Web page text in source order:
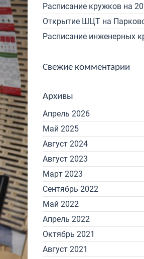
Расписание кружков на
Открытие ШЦТ на
Расписание инженерных
Свежие комментарии
Архивы
Апрель 2026
Май 2025
Август 2024
Август 2023
Март 2023
Сентябрь 2022
Май 2022
Апрель 2022
Октябрь 2021
Август 2021